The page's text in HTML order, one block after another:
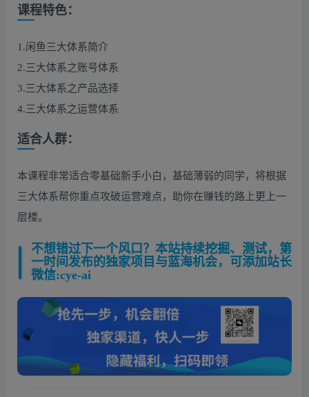
课程特色：
1.闲鱼三大体系简介
2.三大体系之账号体系
3.三大体系之产品选择
4.三大体系之运营体系
适合人群：
本课程非常适合零基础新手小白，基础薄弱的同学，将根据
三大体系帮你重点攻破运营难点，助你在赚钱的路上更上一
层楼。
不想错过下一个风口？本站持续挖掘、测试，第
一时间发布的独家项目与蓝海机会，可添加站长
微信:cye-ai